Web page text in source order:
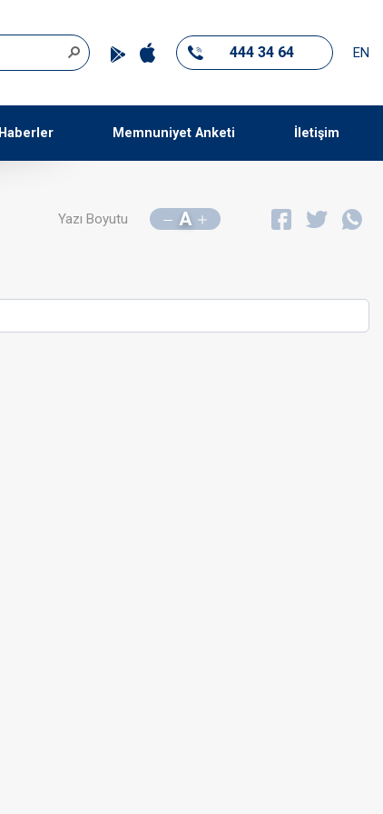
444 34 64 EN
Haberler Memnuniyet Anketi İletişim
Yazı Boyutu A